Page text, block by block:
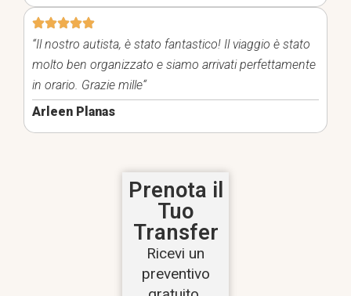
“Il nostro autista, è stato fantastico! Il viaggio è stato
molto ben organizzato e siamo arrivati perfettamente
in orario. Grazie mille“
Arleen Planas
Prenota il
Tuo
Transfer
Ricevi un
preventivo